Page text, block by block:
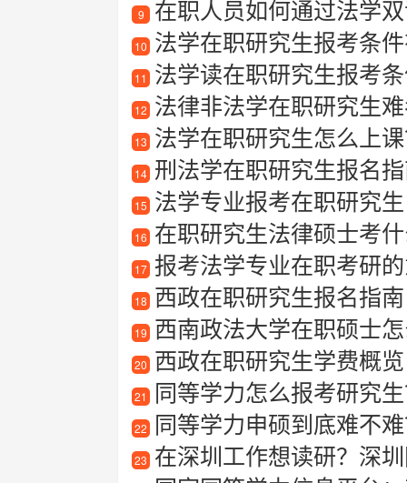
9 在职人员如何通过法学双证
10 法学在职研究生报考条
11 法学读在职研究生报考
12 法律非法学在职研究生
13 法学在职研究生怎么上
14 刑法学在职研究生报名
15 法学专业报考在职研究生
16 在职研究生法律硕士考
17 报考法学专业在职考研
18 西政在职研究生报名指
19 西南政法大学在职硕士
20 西政在职研究生学费概览
21 同等学力怎么报考研究
22 同等学力申硕到底难不
23 在深圳工作想读研？深